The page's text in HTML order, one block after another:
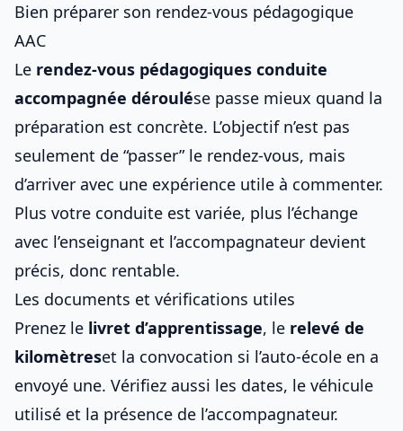
Bien préparer son rendez-vous pédagogique
AAC
Le rendez-vous pédagogiques conduite
accompagnée déroulése passe mieux quand la
préparation est concrète. L’objectif n’est pas
seulement de “passer” le rendez-vous, mais
d’arriver avec une expérience utile à commenter.
Plus votre conduite est variée, plus l’échange
avec l’enseignant et l’accompagnateur devient
précis, donc rentable.
Les documents et vérifications utiles
Prenez le livret d’apprentissage, le relevé de
kilomètreset la convocation si l’auto-école en a
envoyé une. Vérifiez aussi les dates, le véhicule
utilisé et la présence de l’accompagnateur.